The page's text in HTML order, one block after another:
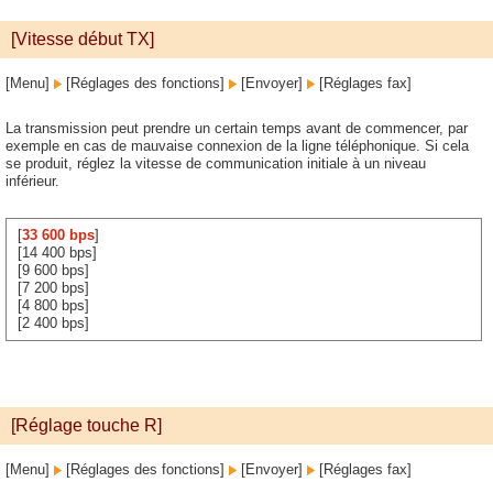
[Vitesse début TX]
[Menu] [Réglages des fonctions] [Envoyer] [Réglages fax]
La transmission peut prendre un certain temps avant de commencer, par
exemple en cas de mauvaise connexion de la ligne téléphonique. Si cela
se produit, réglez la vitesse de communication initiale à un niveau
inférieur.
[33 600 bps]
[14 400 bps]
[9 600 bps]
[7 200 bps]
[4 800 bps]
[2 400 bps]
[Réglage touche R]
[Menu] [Réglages des fonctions] [Envoyer] [Réglages fax]